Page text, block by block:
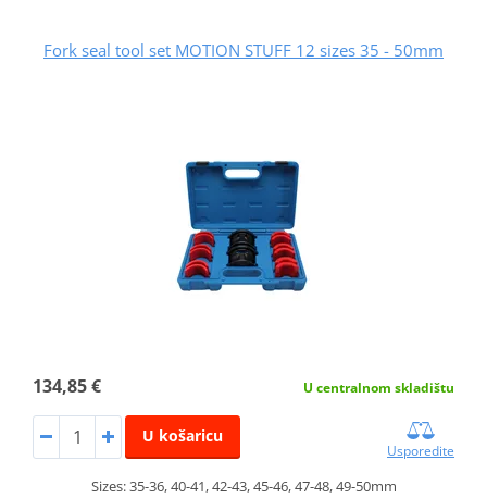
Fork seal tool set MOTION STUFF 12 sizes 35 - 50mm
134,85 € U centralnom skladištu
U košaricu
Usporedite
Sizes: 35-36, 40-41, 42-43, 45-46, 47-48, 49-50mm